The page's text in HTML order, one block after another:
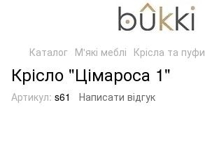
Каталог М'які меблі Крісла та пуфи
Крісло "Цімароса 1"
Артикул: s61 Написати відгук